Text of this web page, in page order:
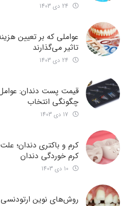
عواملی که بر تعیین
تاثیر می‌گذارند
قیمت پست دندان: عوامل
چگونگی انتخاب
کرم و باکتری دندان؛
کرم خوردگی دندان
روش‌های نوین